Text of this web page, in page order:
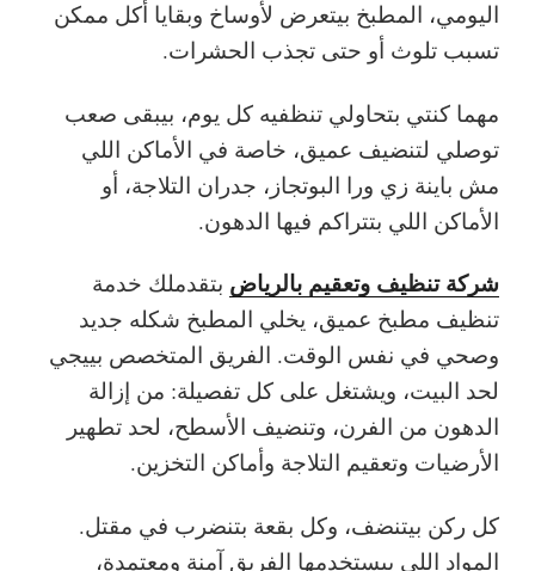
اليومي، المطبخ بيتعرض لأوساخ وبقايا أكل ممكن
تسبب تلوث أو حتى تجذب الحشرات.
مهما كنتي بتحاولي تنظفيه كل يوم، بيبقى صعب
توصلي لتنضيف عميق، خاصة في الأماكن اللي
مش باينة زي ورا البوتجاز، جدران التلاجة، أو
الأماكن اللي بتتراكم فيها الدهون.
شركة تنظيف وتعقيم بالرياض بتقدملك خدمة
تنظيف مطبخ عميق، يخلي المطبخ شكله جديد
وصحي في نفس الوقت. الفريق المتخصص بييجي
لحد البيت، ويشتغل على كل تفصيلة: من إزالة
الدهون من الفرن، وتنضيف الأسطح، لحد تطهير
الأرضيات وتعقيم التلاجة وأماكن التخزين.
كل ركن بيتنضف، وكل بقعة بتنضرب في مقتل.
المواد اللي بيستخدمها الفريق آمنة ومعتمدة،